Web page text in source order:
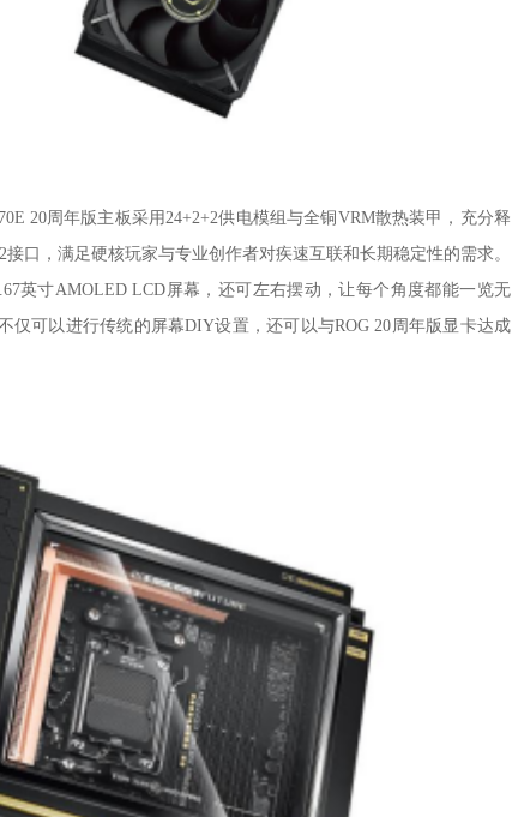
20周年版主板采用24+2+2供电模组与全铜VRM散热装甲，充分释
口，满足硬核玩家与专业创作者对疾速互联和长期稳定性的需求。
英寸AMOLED LCD屏幕，还可左右摆动，让每个角度都能一览无
仅可以进行传统的屏幕DIY设置，还可以与ROG 20周年版显卡达成